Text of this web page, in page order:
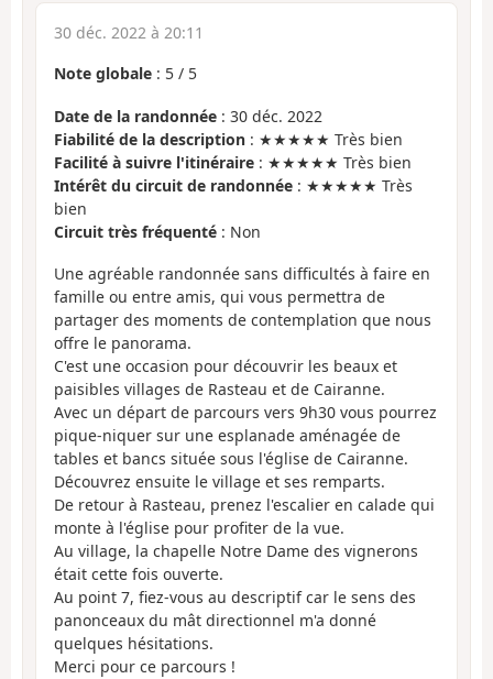
30 déc. 2022 à 20:11
Note globale : 5 / 5
Date de la randonnée : 30 déc. 2022
Fiabilité de la description : ★★★★★ Très bien
Facilité à suivre l'itinéraire : ★★★★★ Très bien
Intérêt du circuit de randonnée : ★★★★★ Très
bien
Circuit très fréquenté : Non
Une agréable randonnée sans difficultés à faire en
famille ou entre amis, qui vous permettra de
partager des moments de contemplation que nous
offre le panorama.
C'est une occasion pour découvrir les beaux et
paisibles villages de Rasteau et de Cairanne.
Avec un départ de parcours vers 9h30 vous pourrez
pique-niquer sur une esplanade aménagée de
tables et bancs située sous l'église de Cairanne.
Découvrez ensuite le village et ses remparts.
De retour à Rasteau, prenez l'escalier en calade qui
monte à l'église pour profiter de la vue.
Au village, la chapelle Notre Dame des vignerons
était cette fois ouverte.
Au point 7, fiez-vous au descriptif car le sens des
panonceaux du mât directionnel m'a donné
quelques hésitations.
Merci pour ce parcours !